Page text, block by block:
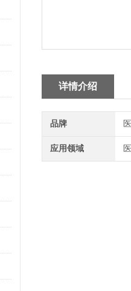
详情介绍
品牌
应用领域